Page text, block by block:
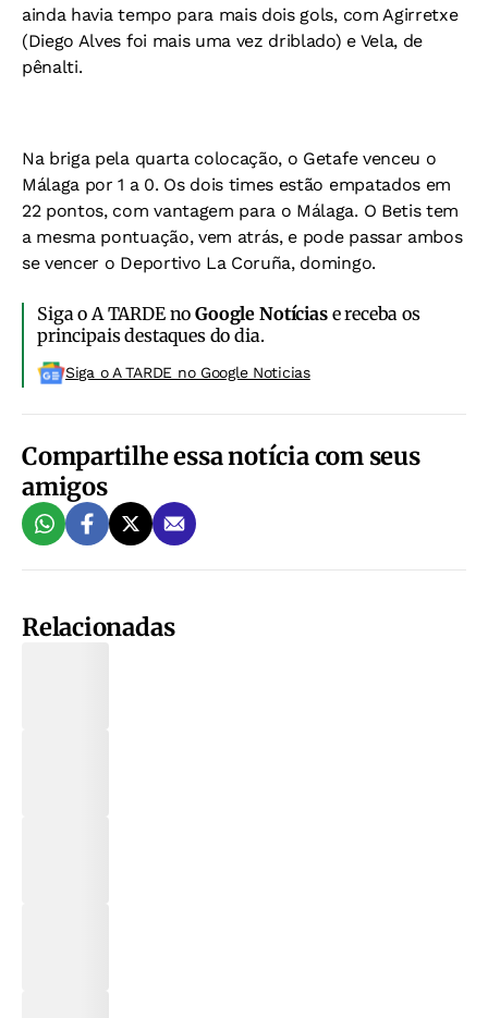
ainda havia tempo para mais dois gols, com Agirretxe
(Diego Alves foi mais uma vez driblado) e Vela, de
pênalti.
Na briga pela quarta colocação, o Getafe venceu o
Málaga por 1 a 0. Os dois times estão empatados em
22 pontos, com vantagem para o Málaga. O Betis tem
a mesma pontuação, vem atrás, e pode passar ambos
se vencer o Deportivo La Coruña, domingo.
Siga o A TARDE noGoogle Notíciase receba os
principais destaques do dia.
Siga o A TARDE no Google Noticias
Compartilhe essa notícia com seus
amigos
Relacionadas